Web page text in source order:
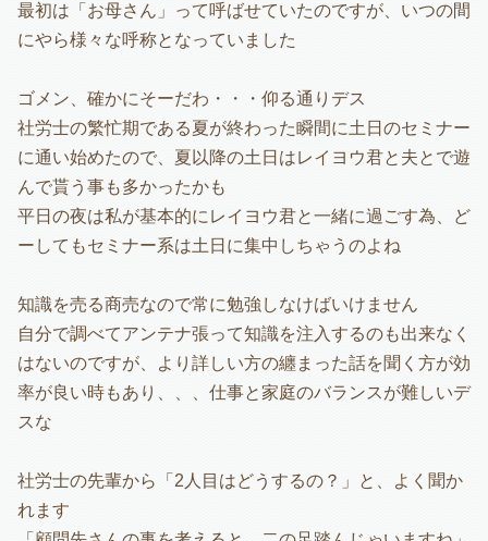
最初は「お母さん」って呼ばせていたのですが、いつの間
にやら様々な呼称となっていました
ゴメン、確かにそーだわ・・・仰る通りデス
社労士の繁忙期である夏が終わった瞬間に土日のセミナー
に通い始めたので、夏以降の土日はレイヨウ君と夫とで遊
んで貰う事も多かったかも
平日の夜は私が基本的にレイヨウ君と一緒に過ごす為、ど
ーしてもセミナー系は土日に集中しちゃうのよね
知識を売る商売なので常に勉強しなけばいけません
自分で調べてアンテナ張って知識を注入するのも出来なく
はないのですが、より詳しい方の纏まった話を聞く方が効
率が良い時もあり、、、仕事と家庭のバランスが難しいデ
スな
社労士の先輩から「2人目はどうするの？」と、よく聞か
れます